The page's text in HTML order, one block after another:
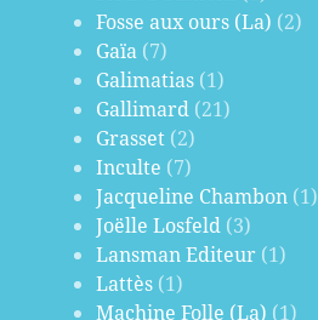
Fosse aux ours (La) (2)
Gaïa (7)
Galimatias (1)
Gallimard (21)
Grasset (2)
Inculte (7)
Jacqueline Chambon (1)
Joëlle Losfeld (3)
Lansman Editeur (1)
Lattès (1)
Machine Folle (La) (1)